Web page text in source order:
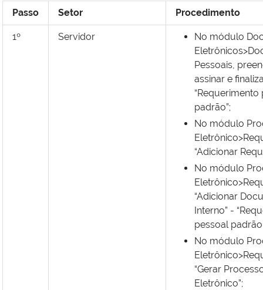
Passo
Setor Procedimento
1º Servidor
No módulo
Pessoais,
assinar e
“Requerimento
padrão”;
No módulo
“Adicionar
No módulo
“Adicionar
Interno” -
pessoal
No módulo
“Gerar
Eletrônico”;